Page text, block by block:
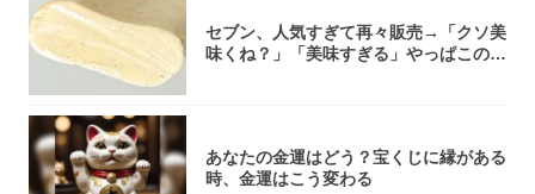
セブン、人気すぎて再々販売→「クソ美
味くね？」「美味すぎる」やっぱこのク
あなたの金運はどう？宝くじに縁がある
時、金運はこう変わる